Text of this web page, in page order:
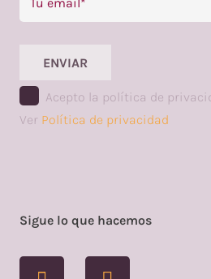
ENVIAR
Acepto la política de
Ver Política de privacidad
Sigue lo que hacemos